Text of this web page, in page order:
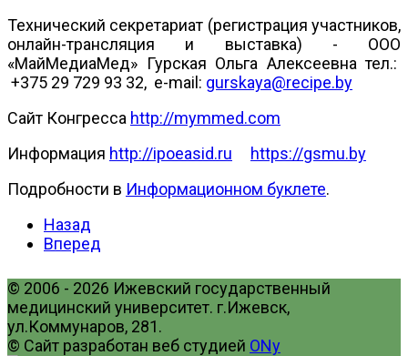
Технический секретариат (регистрация участников,
онлайн-трансляция и выставка) - ООО
«МайМедиаМед» Гурская Ольга Алексеевна тел.:
+375 29 729 93 32, e-mail: gurskaya@recipe.by
Сайт Конгресса http://mymmed.com
Информация http://ipoeasid.ru
https://gsmu.by
Подробности в Информационном буклете.
Назад
Вперед
© 2006 - 2026 Ижевский государственный
медицинский университет. г.Ижевск,
ул.Коммунаров, 281.
© Сайт разработан веб студией ONy